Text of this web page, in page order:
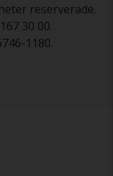
reserverade.
30 00.
1180.